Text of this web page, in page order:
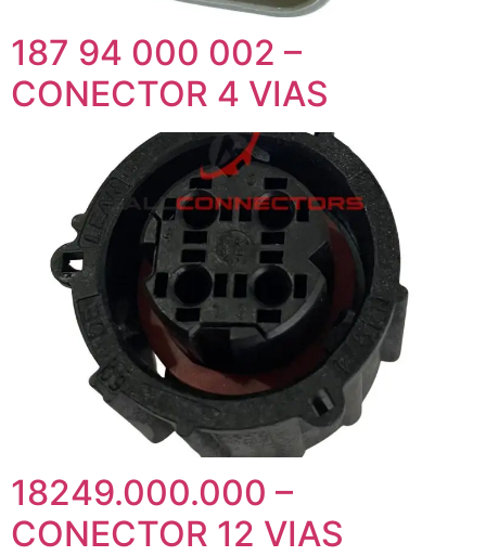
187 94 000 002 –
CONECTOR 4 VIAS
18249.000.000 –
CONECTOR 12 VIAS